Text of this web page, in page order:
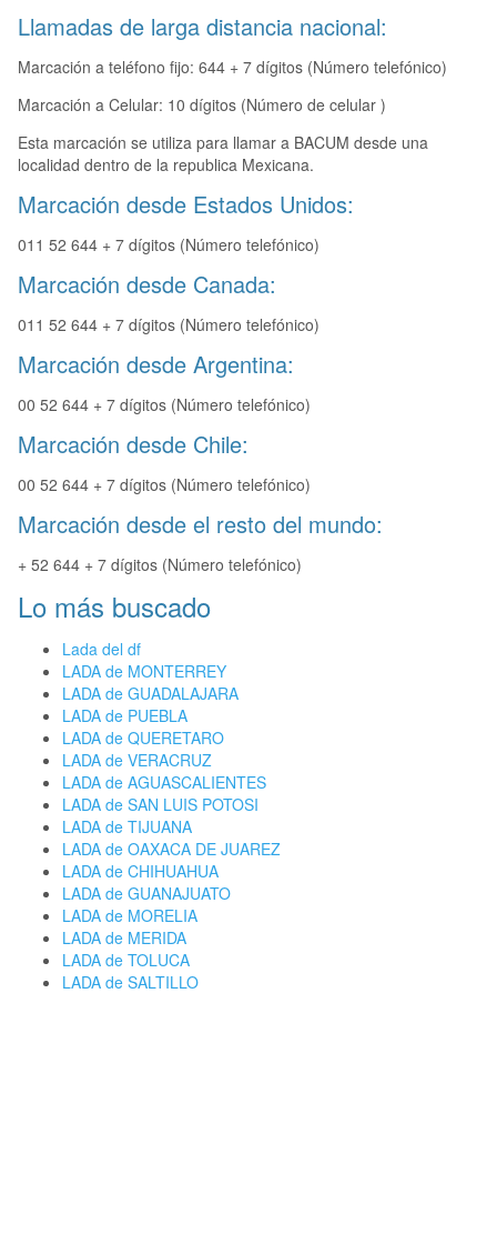
Llamadas de larga distancia nacional:
Marcación a teléfono fijo: 644 + 7 dígitos (Número telefónico)
Marcación a Celular: 10 dígitos (Número de celular )
Esta marcación se utiliza para llamar a BACUM desde una
localidad dentro de la republica Mexicana.
Marcación desde Estados Unidos:
011 52 644 + 7 dígitos (Número telefónico)
Marcación desde Canada:
011 52 644 + 7 dígitos (Número telefónico)
Marcación desde Argentina:
00 52 644 + 7 dígitos (Número telefónico)
Marcación desde Chile:
00 52 644 + 7 dígitos (Número telefónico)
Marcación desde el resto del mundo:
+ 52 644 + 7 dígitos (Número telefónico)
Lo más buscado
Lada del df
LADA de MONTERREY
LADA de GUADALAJARA
LADA de PUEBLA
LADA de QUERETARO
LADA de VERACRUZ
LADA de AGUASCALIENTES
LADA de SAN LUIS POTOSI
LADA de TIJUANA
LADA de OAXACA DE JUAREZ
LADA de CHIHUAHUA
LADA de GUANAJUATO
LADA de MORELIA
LADA de MERIDA
LADA de TOLUCA
LADA de SALTILLO